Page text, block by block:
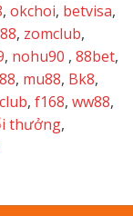
, okchoi, betvisa,
, zomclub,
, nohu90 , 88bet,
, mu88, Bk8,
, f168, ww88,
thưởng,